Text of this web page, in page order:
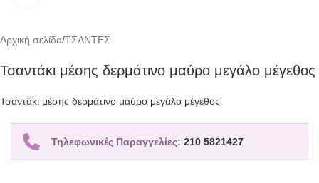
Αρχική σελίδα/ΤΣΑΝΤΕΣ
Τσαντάκι μέσης δερμάτινο μαύρο μεγάλο μέγεθος
Τσαντάκι μέσης δερμάτινο μαύρο μεγάλο μέγεθος
Τηλεφωνικές Παραγγελίες: 210 5821427